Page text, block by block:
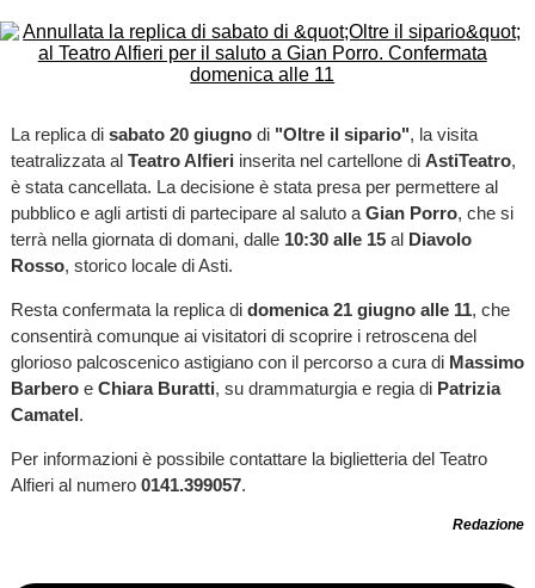
La replica di sabato 20 giugnodi "Oltre il sipario", la visita
teatralizzata al Teatro Alfieri inserita nel cartellone di AstiTeatro,
è stata cancellata. La decisione è stata presa per permettere al
pubblico e agli artisti di partecipare al saluto a Gian Porro, che si
terrà nella giornata di domani, dalle 10:30 alle 15al Diavolo
Rosso, storico locale di Asti.
Resta confermata la replica di domenica 21 giugno alle 11, che
consentirà comunque ai visitatori di scoprire i retroscena del
glorioso palcoscenico astigiano con il percorso a cura di Massimo
Barberoe Chiara Buratti, su drammaturgia e regia di Patrizia
Camatel.
Per informazioni è possibile contattare la biglietteria del Teatro
Alfieri al numero 0141.399057.
Redazione